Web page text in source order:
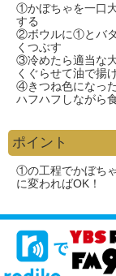
①かぼちゃを一口
する
②ボウルに①とバタ
くつぶす
③冷めたら適当な
くぐらせて油で揚
④きつね色になっ
ハフハフしながら
ポイント
①の工程でかぼち
に変わればOK！